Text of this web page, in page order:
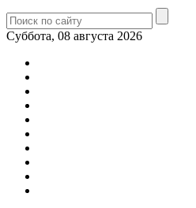
Суббота, 08 августа 2026